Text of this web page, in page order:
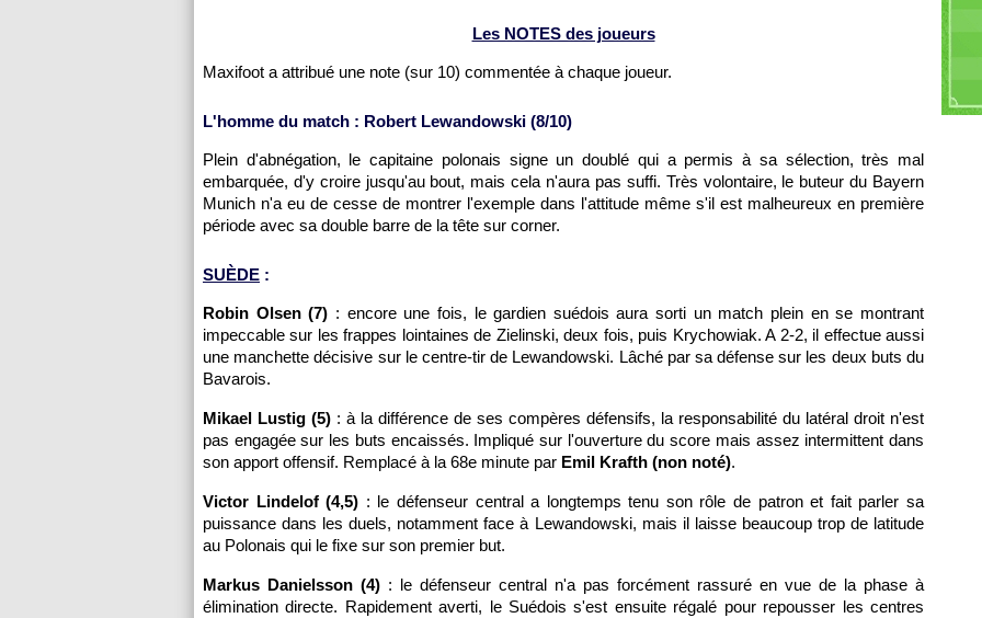
Les NOTES des joueurs
Maxifoot a attribué une note (sur 10) commentée à chaque joueur.
L'homme du match : Robert Lewandowski (8/10)
Plein d'abnégation, le capitaine polonais signe un doublé qui a permis à sa sélection, très mal
embarquée, d'y croire jusqu'au bout, mais cela n'aura pas suffi. Très volontaire, le buteur du Bayern
Munich n'a eu de cesse de montrer l'exemple dans l'attitude même s'il est malheureux en première
période avec sa double barre de la tête sur corner.
SUÈDE :
Robin Olsen (7) : encore une fois, le gardien suédois aura sorti un match plein en se montrant
impeccable sur les frappes lointaines de Zielinski, deux fois, puis Krychowiak. A 2-2, il effectue aussi
une manchette décisive sur le centre-tir de Lewandowski. Lâché par sa défense sur les deux buts du
Bavarois.
Mikael Lustig (5) : à la différence de ses compères défensifs, la responsabilité du latéral droit n'est
pas engagée sur les buts encaissés. Impliqué sur l'ouverture du score mais assez intermittent dans
son apport offensif. Remplacé à la 68e minute par Emil Krafth (non noté).
Victor Lindelof (4,5) : le défenseur central a longtemps tenu son rôle de patron et fait parler sa
puissance dans les duels, notamment face à Lewandowski, mais il laisse beaucoup trop de latitude
au Polonais qui le fixe sur son premier but.
Markus Danielsson (4) : le défenseur central n'a pas forcément rassuré en vue de la phase à
élimination directe. Rapidement averti, le Suédois s'est ensuite régalé pour repousser les centres